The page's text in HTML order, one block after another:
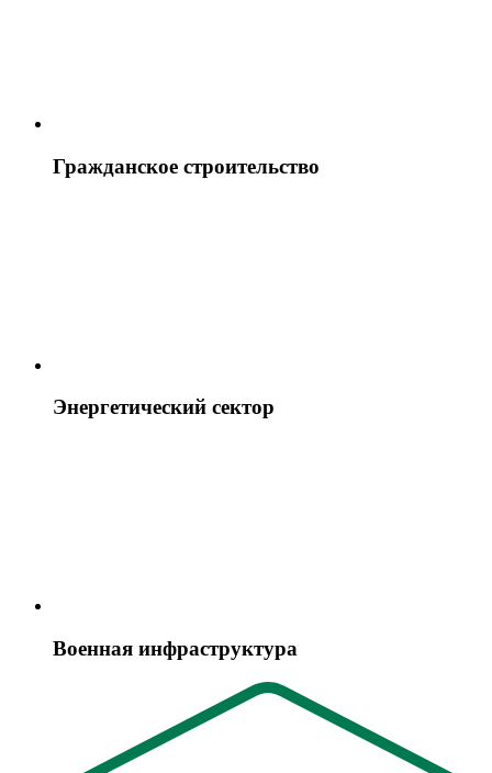
Гражданское строительство
Энергетический сектор
Военная инфраструктура